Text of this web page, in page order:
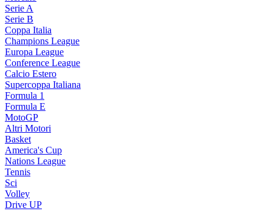
Serie A
Serie B
Coppa Italia
Champions League
Europa League
Conference League
Calcio Estero
Supercoppa Italiana
Formula 1
Formula E
MotoGP
Altri Motori
Basket
America's Cup
Nations League
Tennis
Sci
Volley
Drive UP